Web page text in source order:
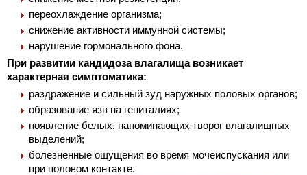
переохлаждение организма;
снижение активности иммунной системы;
нарушение гормонального фона.
При развитии кандидоза влагалища возникает
характерная симптоматика:
раздражение и сильный зуд наружных половых органов;
образование язв на гениталиях;
появление белых, напоминающих творог влагалищных
выделений;
болезненные ощущения во время мочеиспускания или
при половом контакте.